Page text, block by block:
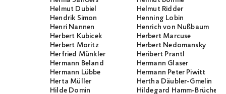
Helmut Dubiel
Helmut Ridder
Hendrik Simon
Henning Lobin
Henri Nannen
Henrich von Nußbaum
Herbert Kubicek
Herbert Marcuse
Herbert Moritz
Herbert Nedomansky
Herfried Münkler
Heribert Prantl
Hermann Beland
Hermann Glaser
Hermann Lübbe
Hermann Peter Piwitt
Herta Müller
Hertha Däubler-Gmelin
Hilde Domin
Hildegard Hamm-Brücher